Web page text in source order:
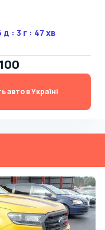
д : 3 г : 47 хв
авто в Україні